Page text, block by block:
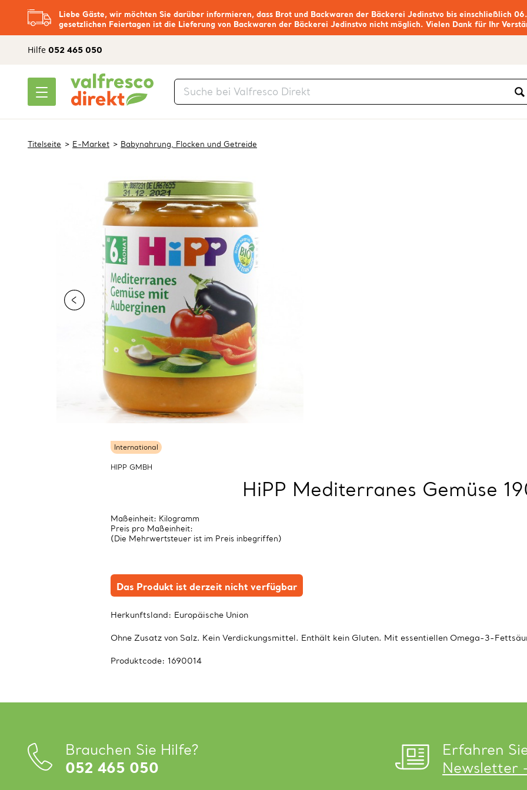
Liebe Gäste, wir möchten Sie darüber informieren, dass Brot und Backwaren der Bäckerei Jedinstvo bis einschließlich
gesetzlichen Feiertagen ist die Lieferung von Backwaren der Bäckerei Jedinstvo nicht möglich. Vielen Dank für Ihr
Hilfe 052 465 050
Titelseite E-Market Babynahrung, Flocken und Getreide
International
HIPP GMBH
HiPP Mediterranes Gemüse
Maßeinheit: Kilogramm
Preis pro Maßeinheit:
(Die Mehrwertsteuer ist im Preis inbegriffen)
Das Produkt ist derzeit nicht verfügbar
Herkunftsland: Europäische Union
Ohne Zusatz von Salz. Kein Verdickungsmittel. Enthält kein Gluten. Mit essentiellen Omega-3-
Produktcode: 1690014
Brauchen Sie Hilfe?
052 465 050
Erfahren
Newsletter